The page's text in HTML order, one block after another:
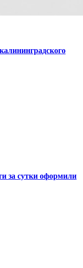
за сутки оформили